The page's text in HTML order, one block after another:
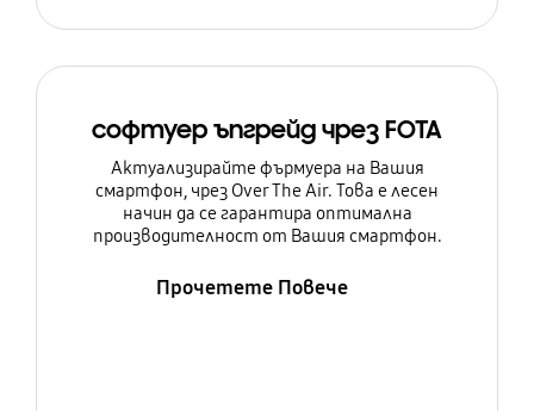
софтуер ъпгрейд чрез FOTA
Актуализирайте фърмуера на Вашия
смартфон, чрез Over The Air. Това е лесен
начин да се гарантира оптимална
производителност от Вашия смартфон.
Прочетете Повече